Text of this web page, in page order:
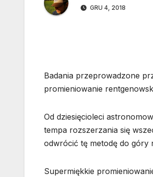
GRU 4, 2018
Badania przeprowadzone
promieniowanie
Od dziesięcioleci
tempa rozszerzania się
odwrócić tę metodę do góry
Supermiękkie